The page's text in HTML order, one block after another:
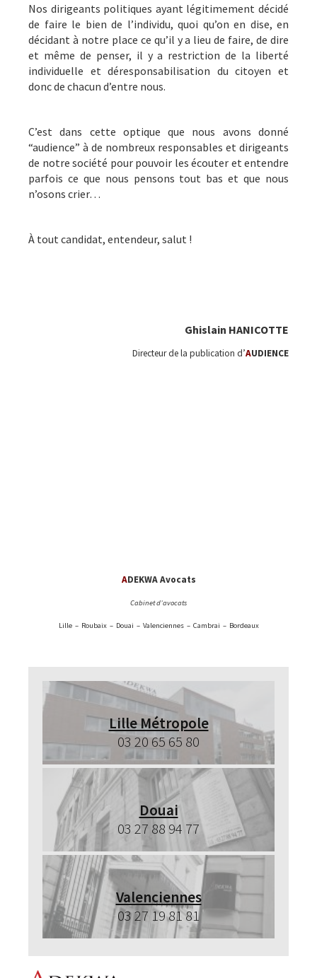
Nos dirigeants politiques ayant légitimement décidé
de faire le bien de l’individu, quoi qu’on en dise, en
décidant à notre place ce qu’il y a lieu de faire, de dire
et même de penser, il y a restriction de la liberté
individuelle et déresponsabilisation du citoyen et
donc de chacun d’entre nous.
C’est dans cette optique que nous avons donné
“audience” à de nombreux responsables et dirigeants
de notre société pour pouvoir les écouter et entendre
parfois ce que nous pensons tout bas et que nous
n’osons crier…
À tout candidat, entendeur, salut !
Ghislain HANICOTTE
Directeur de la publication d’AUDIENCE
ADEKWA Avocats
Cabinet d’avocats
Lille – Roubaix – Douai – Valenciennes – Cambrai – Bordeaux
Lille Métropole
03 20 65 65 80
Douai
03 27 88 94 77
Valenciennes
03 27 19 81 81